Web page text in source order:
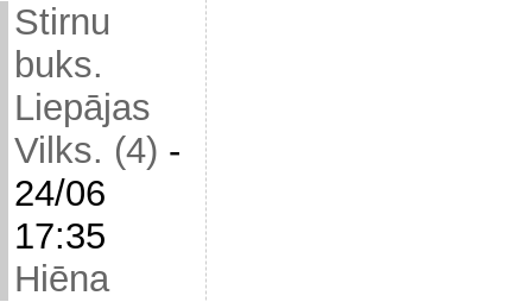
Stirnu
buks.
Liepājas
Vilks. (4) -
24/06
17:35
Hiēna